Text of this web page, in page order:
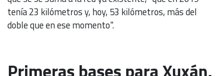
tenía 23 kilómetros y, hoy, 53 kilómetros, más del
doble que en ese momento".